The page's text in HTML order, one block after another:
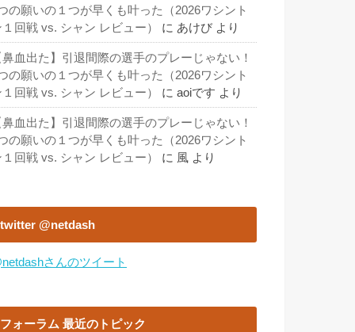
の願いの１つが早くも叶った（2026ワシント
１回戦 vs. シャン レビュー）
に あけび より
鼻血出た】引退間際の選手のプレーじゃない！
の願いの１つが早くも叶った（2026ワシント
１回戦 vs. シャン レビュー）
に aoiです より
鼻血出た】引退間際の選手のプレーじゃない！
の願いの１つが早くも叶った（2026ワシント
１回戦 vs. シャン レビュー）
に 風 より
twitter @netdash
さんのツイート
フォーラム 最近のトピック